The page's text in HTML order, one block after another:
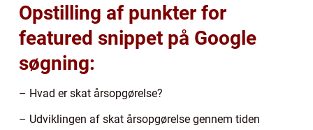
Opstilling af punkter for
featured snippet på Google
søgning:
– Hvad er skat årsopgørelse?
– Udviklingen af skat årsopgørelse gennem tiden